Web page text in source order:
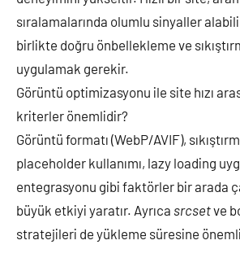
sıralamalarında olumlu sinyaller
birlikte doğru önbellekleme ve
uygulamak gerekir.
Görüntü optimizasyonu ile site hızı
kriterler önemlidir?
Görüntü formatı (WebP/AVIF),
placeholder kullanımı, lazy loading
entegrasyonu gibi faktörler bir arada
büyük etkiyi yaratır. Ayrıca srcsetve
stratejileri de yükleme süresine